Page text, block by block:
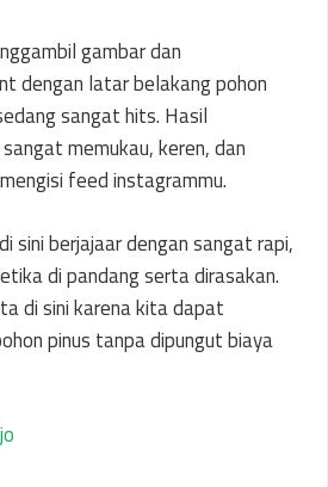
gambar dan
dengan latar belakang pohon
sangat hits. Hasil
memukau, keren, dan
feed instagrammu.
sini berjajaar dengan sangat rapi,
di pandang serta dirasakan.
di sini karena kita dapat
pinus tanpa dipungut biaya